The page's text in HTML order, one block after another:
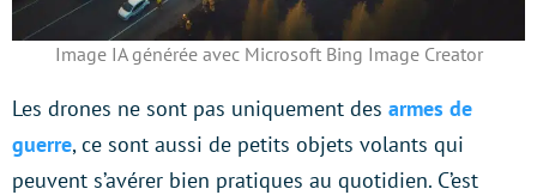
Image IA générée avec Microsoft Bing Image Creator
Les drones ne sont pas uniquement des armes de
guerre, ce sont aussi de petits objets volants qui
peuvent s’avérer bien pratiques au quotidien. C’est